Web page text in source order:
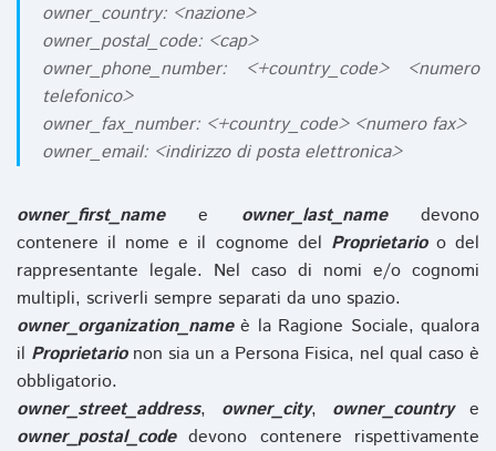
owner_country: <nazione>
owner_postal_code: <cap>
owner_phone_number: <+country_code> <numero
telefonico>
owner_fax_number: <+country_code> <numero fax>
owner_email: <indirizzo di posta elettronica>
owner_first_namee owner_last_namedevono
contenere il nome e il cognome del Proprietarioo del
rappresentante legale. Nel caso di nomi e/o cognomi
multipli, scriverli sempre separati da uno spazio.
owner_organization_nameè la Ragione Sociale, qualora
il Proprietarionon sia un a Persona Fisica, nel qual caso è
obbligatorio.
owner_street_address, owner_city, owner_countrye
owner_postal_codedevono contenere rispettivamente